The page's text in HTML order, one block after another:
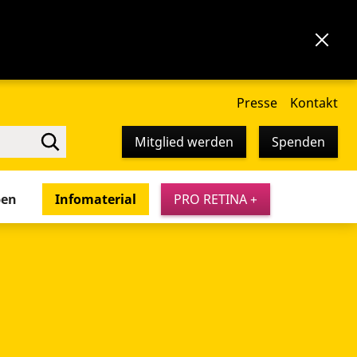
Presse Kontakt
Mitglied werden Spenden
Infomaterial PRO RETINA +